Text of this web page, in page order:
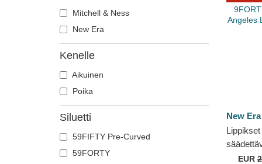
Mitchell & Ness
New Era
Kenelle
Aikuinen
Poika
Siluetti
59FIFTY Pre-Curved
59FORTY
New Era
EUR